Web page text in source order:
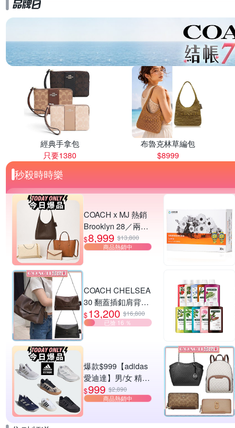
經典手拿包
只要1380
布魯克林草編包
$8999
秒殺時時樂
COACH x MJ 熱銷
Brooklyn 28／兩用
／斜背包均一價-多
款可選
$8,999 $13,800
商品熱銷中
COACH CHELSEA
30 翻蓋插釦肩背包
兩色供選
$13,200 $16,800
已搶 16 ％
爆款$999【adidas
愛迪達】男/女 精選
運動鞋休閒鞋 任選
均一價
$999 $2,890
商品熱銷中